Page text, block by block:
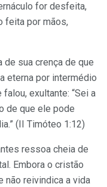
for desfeita,
feita por mãos,
de sua crença de que
eterna por intermédio
exultante: “Sei a
de que ele pode
(II Timóteo 1:12)
ressoa cheia de
Embora o cristão
não reivindica a vida